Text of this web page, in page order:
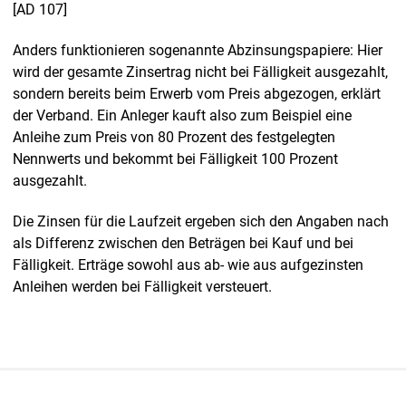
[AD 107]
Anders funktionieren sogenannte Abzinsungspapiere: Hier
wird der gesamte Zinsertrag nicht bei Fälligkeit ausgezahlt,
sondern bereits beim Erwerb vom Preis abgezogen, erklärt
der Verband. Ein Anleger kauft also zum Beispiel eine
Anleihe zum Preis von 80 Prozent des festgelegten
Nennwerts und bekommt bei Fälligkeit 100 Prozent
ausgezahlt.
Die Zinsen für die Laufzeit ergeben sich den Angaben nach
als Differenz zwischen den Beträgen bei Kauf und bei
Fälligkeit. Erträge sowohl aus ab- wie aus aufgezinsten
Anleihen werden bei Fälligkeit versteuert.